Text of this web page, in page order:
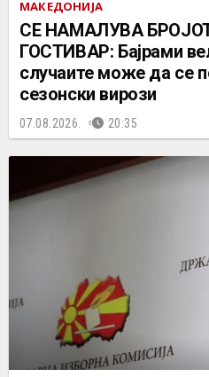
МАКЕДОНИЈА
СЕ НАМАЛУВА
ГОСТИВАР: Бајрами
случаите може да се
сезонски вирози
07.08.2026. 20:35